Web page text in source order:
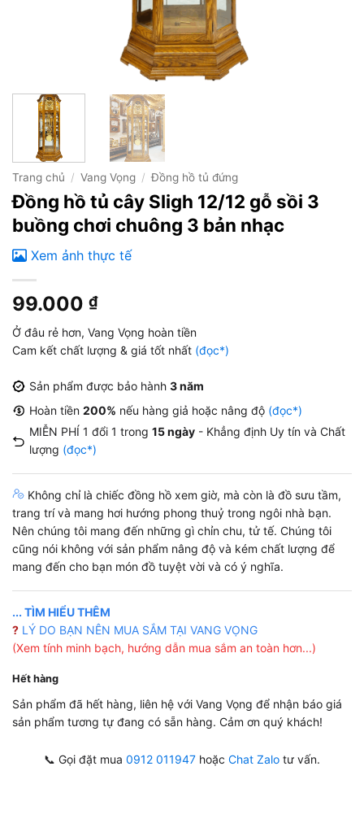
Trang chủ / Vang Vọng / Đồng hồ tủ đứng
Đồng hồ tủ cây Sligh 12/12 gỗ sồi 3
buồng chơi chuông 3 bản nhạc
Xem ảnh thực tế
99.000 ₫
Ở đâu rẻ hơn, Vang Vọng hoàn tiền
Cam kết chất lượng & giá tốt nhất (đọc*)
Sản phẩm được bảo hành 3 năm
Hoàn tiền 200% nếu hàng giả hoặc nâng độ (đọc*)
MIỄN PHÍ 1 đổi 1 trong 15 ngày - Khẳng định Uy tín và Chất
lượng (đọc*)
Không chỉ là chiếc đồng hồ xem giờ, mà còn là đồ sưu tầm,
trang trí và mang hơi hướng phong thuỷ trong ngôi nhà bạn.
Nên chúng tôi mang đến những gì chỉn chu, tử tế. Chúng tôi
cũng nói không với sản phẩm nâng độ và kém chất lượng để
mang đến cho bạn món đồ tuyệt vời và có ý nghĩa.
... TÌM HIỂU THÊM
? LÝ DO BẠN NÊN MUA SẮM TẠI VANG VỌNG
(Xem tính minh bạch, hướng dẫn mua sắm an toàn hơn...)
Hết hàng
Sản phẩm đã hết hàng, liên hệ với Vang Vọng để nhận báo giá
sản phẩm tương tự đang có sẵn hàng. Cảm ơn quý khách!
📞 Gọi đặt mua 0912 011947 hoặc Chat Zalo tư vấn.